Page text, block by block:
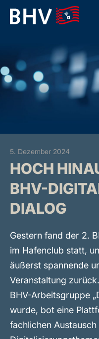
the
content
5. Dezember 2024
HOCH
BHV-
DIALOG
Gestern fand der 2.
im Hafenclub statt,
äußerst spannende
Veranstaltung
BHV-Arbeitsgruppe
wurde, bot eine
fachlichen